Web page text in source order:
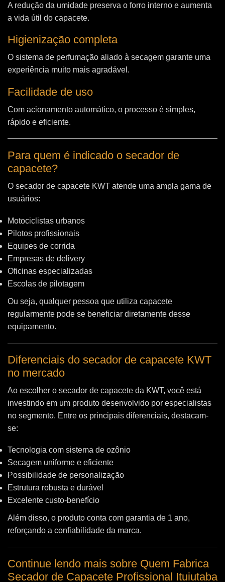
A redução da umidade preserva o forro interno e aumenta
a vida útil do capacete.
Higienização completa
O sistema de perfumação aliado à secagem garante uma
experiência muito mais agradável.
Facilidade de uso
Com acionamento automático, o processo é simples,
rápido e eficiente.
Para quem é indicado o secador de
capacete?
O secador de capacete KWT atende uma ampla gama de
usuários:
Motociclistas urbanos
Pilotos profissionais
Equipes de corrida
Empresas de delivery
Oficinas especializadas
Escolas de pilotagem
Ou seja, qualquer pessoa que utiliza capacete
regularmente pode se beneficiar diretamente desse
equipamento.
Diferenciais do secador de capacete KWT
no mercado
Ao escolher o secador de capacete da KWT, você está
investindo em um produto desenvolvido por especialistas
no segmento. Entre os principais diferenciais, destacam-
se:
Tecnologia com sistema de ozônio
Secagem uniforme e eficiente
Possibilidade de personalização
Estrutura robusta e durável
Excelente custo-benefício
Além disso, o produto conta com garantia de 1 ano,
reforçando a confiabilidade da marca.
Continue lendo mais sobre Quem Fabrica
Secador de Capacete Profissional Ituiutaba